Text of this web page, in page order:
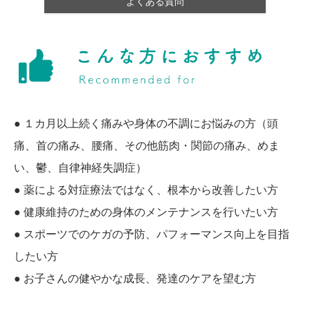
● １カ月以上続く痛みや身体の不調にお悩みの方（頭
痛、首の痛み、腰痛、その他筋肉・関節の痛み、めま
い、鬱、自律神経失調症）
● 薬による対症療法ではなく、根本から改善したい方
● 健康維持のための身体のメンテナンスを行いたい方
● スポーツでのケガの予防、パフォーマンス向上を目指
したい方
● お子さんの健やかな成長、発達のケアを望む方